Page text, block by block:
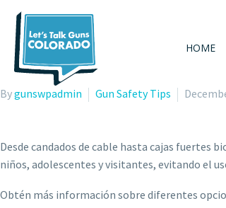
HOME
Bygunswpadmin Gun Safety Tips
Desde candados de cable hasta cajas fuertes
niños, adolescentes y visitantes, evitando el
Obtén más información sobre diferentes